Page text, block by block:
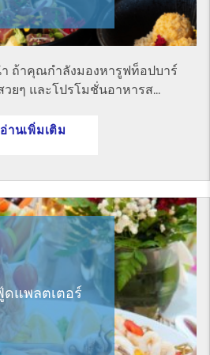
ถ้าคุณกำลังมองหารูฟท็อปบาร์
ยๆ และโปรโมชั่นอาหารส...
อ่านเพิ่มเติม
แพลตเตอร์